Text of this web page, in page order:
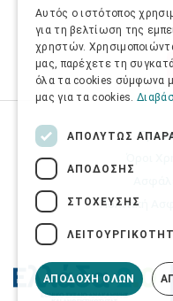
Πολιτική
Αυτός ο ιστότοπος
για τη βελτίωση της
χρηστών.
μας, παρέχετε τη
όλα τα cookies σύμφωνα
μας για τα cookies.
ΑΠΟΛΎΤΩΣ
ΑΠΌΔΟΣΗΣ
ΣΤΌΧΕΥΣΗΣ
ΑΠΟΔΟΧΉ ΌΛΩΝ